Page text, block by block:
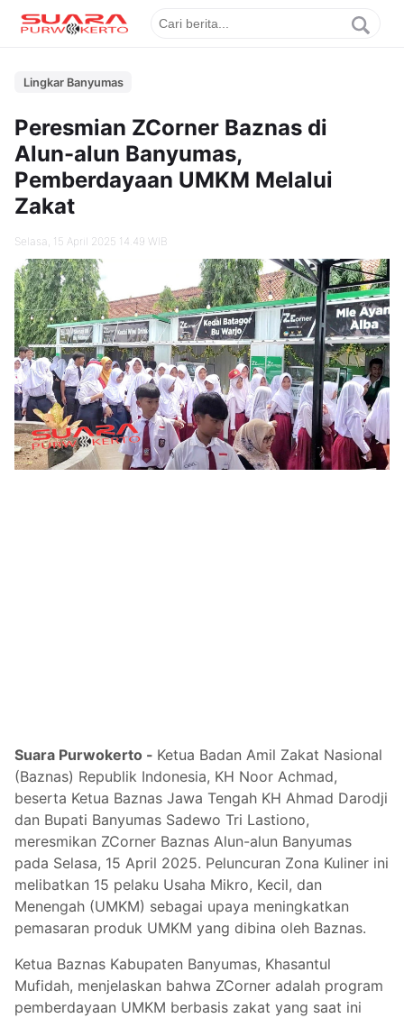
Lingkar Banyumas
Peresmian ZCorner Baznas di
Alun-alun Banyumas,
Pemberdayaan UMKM Melalui
Zakat
Selasa, 15 April 2025 14.49 WIB
Suara Purwokerto - Ketua Badan Amil Zakat Nasional
(Baznas) Republik Indonesia, KH Noor Achmad,
beserta Ketua Baznas Jawa Tengah KH Ahmad Darodji
dan Bupati Banyumas Sadewo Tri Lastiono,
meresmikan ZCorner Baznas Alun-alun Banyumas
pada Selasa, 15 April 2025. Peluncuran Zona Kuliner ini
melibatkan 15 pelaku Usaha Mikro, Kecil, dan
Menengah (UMKM) sebagai upaya meningkatkan
pemasaran produk UMKM yang dibina oleh Baznas.
Ketua Baznas Kabupaten Banyumas, Khasantul
Mufidah, menjelaskan bahwa ZCorner adalah program
pemberdayaan UMKM berbasis zakat yang saat ini